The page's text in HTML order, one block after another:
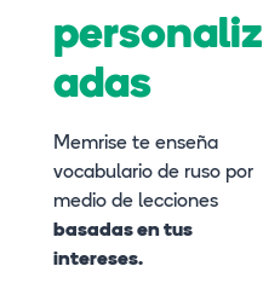
personaliz
adas
Memrise te enseña
vocabulario de ruso por
medio de lecciones
basadas en tus
intereses.